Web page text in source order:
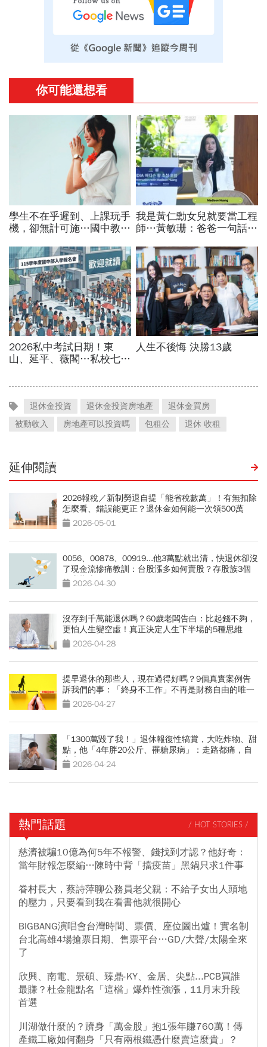
退休金投資 退休金投資房地產
退休金買房
被動收入
房地產可以投資嗎 包租公 退休 收租
延伸閱讀
2026報稅／新制勞退自提「能省稅數萬」！有無扣除
怎麼看、錯誤能更正？退休金如何能一次領500萬
2026-05-01
0056、00878、00919...他3萬點就出清，快退休卻沒
了現金流慘痛教訓：台股漲多如何賣股？存股族3個
穩賺指南
2026-04-30
沒存到千萬能退休嗎？60歲老闆告白：比起錢不夠，
更怕人生變空虛！真正決定人生下半場的5種思維
2026-04-28
提早退休的那些人，現在過得好嗎？9個真實案例告
訴我們的事：「終身不工作」不再是財務自由的唯一
解 2026-04-27
「1300萬毀了我！」退休報復性犒賞，大吃炸物、甜
點，他「4年胖20公斤、罹糖尿病」：走路都痛，自
由也沒了
2026-04-24
熱門話題 / HOT STORIES /
慈濟被騙10億為何5年不報警、錢找到才認？他好奇：
當年財報怎麼編…陳時中背「擋疫苗」黑鍋只求1件事
眷村長大，蔡詩萍聊公務員老父親：不給子女出人頭地
的壓力，只要看到我在看書他就很開心
BIGBANG演唱會台灣時間、票價、座位圖出爐！實名制
台北高雄4場搶票日期、售票平台…GD/大聲/太陽全來
了
欣興、南電、景碩、臻鼎-KY、金居、尖點...PCB買誰
最賺？杜金龍點名「這檔」爆炸性強漲，11月末升段
首選
川湖做什麼的？躋身「萬金股」抱1張年賺760萬！傳
產鐵工廠如何翻身「只有兩根鐵憑什麼賣這麼貴」？